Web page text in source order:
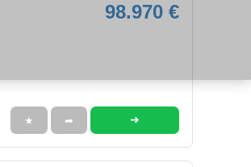
98.970 €
★ ➦ ➜